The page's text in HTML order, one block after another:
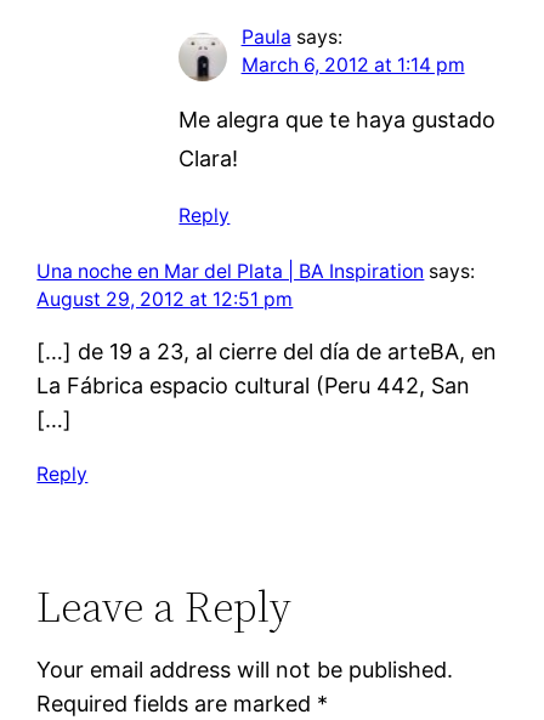
Paula says:
March 6, 2012 at 1:14 pm
Me alegra que te haya gustado
Clara!
Reply
Una noche en Mar del Plata | BA Inspiration says:
August 29, 2012 at 12:51 pm
[…] de 19 a 23, al cierre del día de arteBA, en
La Fábrica espacio cultural (Peru 442, San
[…]
Reply
Leave a Reply
Your email address will not be published.
Required fields are marked *